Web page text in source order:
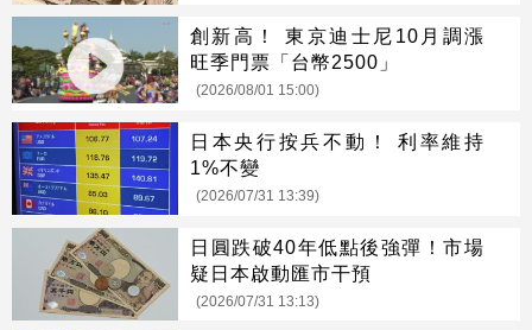
創新高！ 東京迪士尼10月調漲
旺季門票「台幣2500」
(2026/08/01 15:00)
日本央行按兵不動！ 利率維持
1%不變
(2026/07/31 13:39)
日圓跌破40年低點後強彈！市場
疑日本啟動匯市干預
(2026/07/31 13:13)